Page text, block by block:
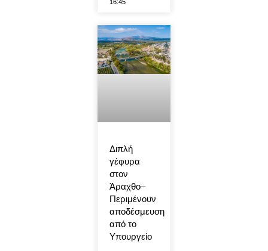
16:45
Διπλή
γέφυρα
στον
Άραχθο–
Περιμένουν
αποδέσμευση
από το
Υπουργείο